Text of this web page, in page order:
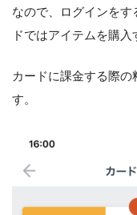
なので、ログインを
ドではアイテムを購入
カードに課金する際
す。